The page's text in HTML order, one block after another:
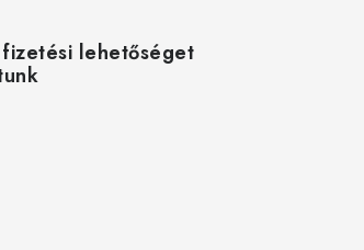
lehetőséget